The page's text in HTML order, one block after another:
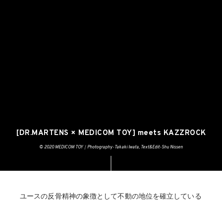
[DR.MARTENS × MEDICOM TOY] meets KAZZROCK
©️ 2020 MEDICOM TOY｜Photography-Takaki Iwata, Text&Edit-Shu Nissen
ユースの反骨精神の象徴として不動の地位を確立している